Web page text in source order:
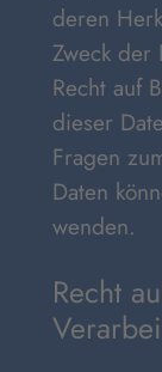
deren
Zweck
Recht auf
dieser
Fragen
Daten
wenden.
Recht